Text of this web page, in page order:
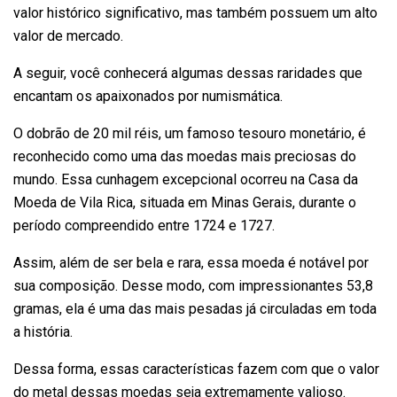
valor histórico significativo, mas também possuem um alto
valor de mercado.
A seguir, você conhecerá algumas dessas raridades que
encantam os apaixonados por numismática.
O dobrão de 20 mil réis, um famoso tesouro monetário, é
reconhecido como uma das moedas mais preciosas do
mundo. Essa cunhagem excepcional ocorreu na Casa da
Moeda de Vila Rica, situada em Minas Gerais, durante o
período compreendido entre 1724 e 1727.
Assim, além de ser bela e rara, essa moeda é notável por
sua composição. Desse modo, com impressionantes 53,8
gramas, ela é uma das mais pesadas já circuladas em toda
a história.
Dessa forma, essas características fazem com que o valor
do metal dessas moedas seja extremamente valioso.